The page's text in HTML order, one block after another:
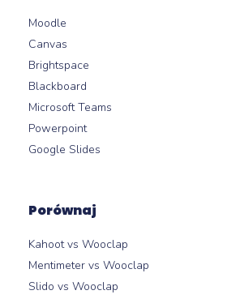
Moodle
Canvas
Brightspace
Blackboard
Microsoft Teams
Powerpoint
Google Slides
Porównaj
Kahoot vs Wooclap
Mentimeter vs Wooclap
Slido vs Wooclap